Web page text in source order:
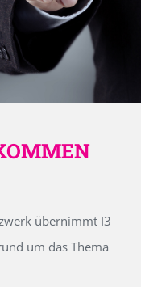
übernimmt I3
um das Thema